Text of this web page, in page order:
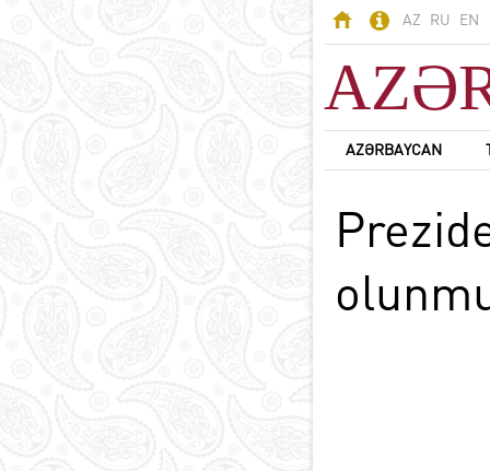
AZ RU EN
AZƏRBAYCAN
Odlar Yurdu -
Azərbaycan
Əhali
AZƏRBAYCAN